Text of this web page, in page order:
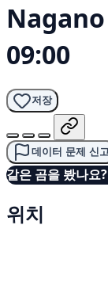
Nagano
09:00
저장
데이터 문제 신고
같은 곰을 봤나요
위치